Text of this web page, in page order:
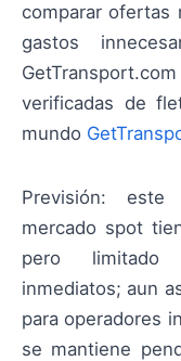
comparar ofertas
gastos
verificadas de
mundo
Previsión:
mercado spot
pero limitado
inmediatos; aun
para operadores
se mantiene